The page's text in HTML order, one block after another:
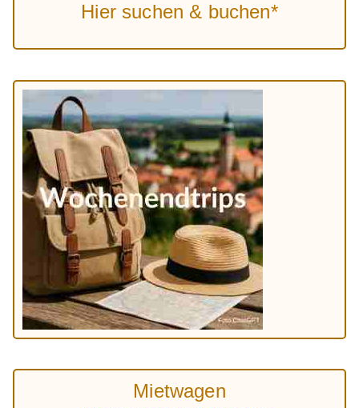
Hier suchen & buchen*
Mietwagen